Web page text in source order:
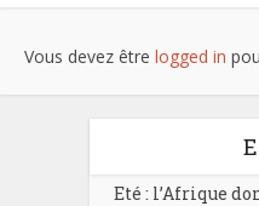
Vous devez être logged in
Eté : l’Afrique